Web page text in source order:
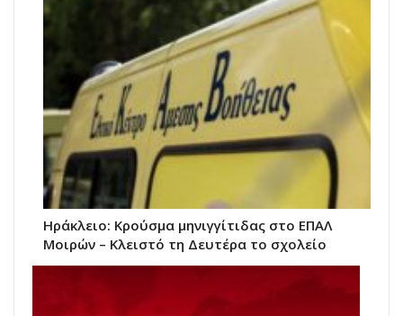
Ηράκλειο: Κρούσμα μηνιγγίτιδας στο ΕΠΑΛ
Μοιρών – Κλειστό τη Δευτέρα το σχολείο